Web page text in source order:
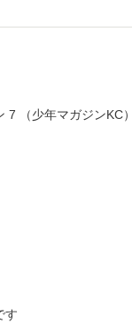
7 （少年マガジンKC
す